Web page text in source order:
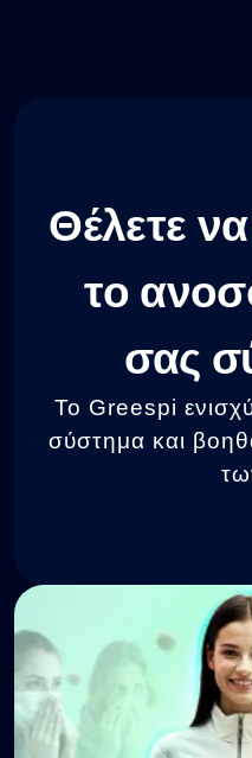
Θέλετε να
το
σας
Το Greespi
σύστημα και